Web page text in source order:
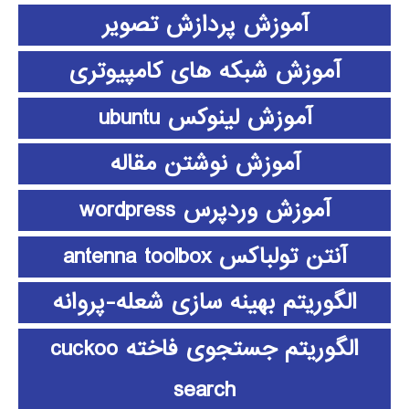
آموزش پردازش تصویر
آموزش شبکه های کامپیوتری
آموزش لینوکس ubuntu
آموزش نوشتن مقاله
آموزش وردپرس wordpress
آنتن تولباکس antenna toolbox
الگوریتم بهینه سازی شعله-پروانه
الگوریتم جستجوی فاخته cuckoo
search